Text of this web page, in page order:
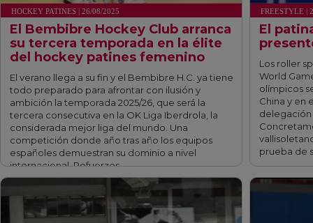
HOCKEY PATINES | 26/08/2025
El Bembibre Hockey Club arranca
su tercera temporada en la élite
del hockey patines femenino
El verano llega a su fin y el Bembibre H.C. ya tiene
todo preparado para afrontar con ilusión y
ambición la temporada 2025/26, que será la
tercera consecutiva en la OK Liga Iberdrola, la
considerada mejor liga del mundo. Una
competición donde año tras año los equipos
españoles demuestran su dominio a nivel
internacional. Refuerzos …
FREESTYLE |
El
Los roller
World
olímpicos
China y en
delegación
prueba de